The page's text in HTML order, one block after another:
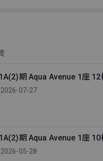
期 Aqua Avenue 1座 12
2026-07-27
期 Aqua Avenue 1座 10
2026-05-28